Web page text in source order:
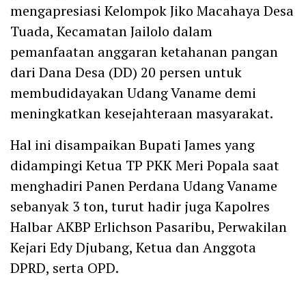
mengapresiasi Kelompok Jiko Macahaya Desa
Tuada, Kecamatan Jailolo dalam
pemanfaatan anggaran ketahanan pangan
dari Dana Desa (DD) 20 persen untuk
membudidayakan Udang Vaname demi
meningkatkan kesejahteraan masyarakat.
Hal ini disampaikan Bupati James yang
didampingi Ketua TP PKK Meri Popala saat
menghadiri Panen Perdana Udang Vaname
sebanyak 3 ton, turut hadir juga Kapolres
Halbar AKBP Erlichson Pasaribu, Perwakilan
Kejari Edy Djubang, Ketua dan Anggota
DPRD, serta OPD.